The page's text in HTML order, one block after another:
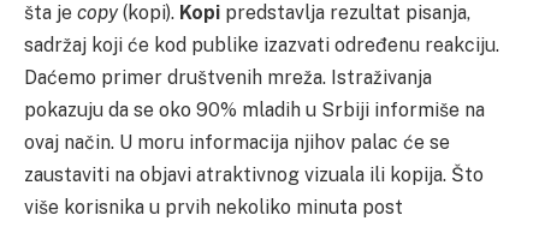
šta je copy(kopi). Kopi predstavlja rezultat pisanja,
sadržaj koji će kod publike izazvati određenu reakciju.
Daćemo primer društvenih mreža. Istraživanja
pokazuju da se oko 90% mladih u Srbiji informiše na
ovaj način. U moru informacija njihov palac će se
zaustaviti na objavi atraktivnog vizuala ili kopija. Što
više korisnika u prvih nekoliko minuta post